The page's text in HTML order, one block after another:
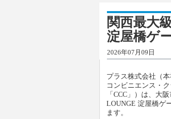
関西最大
淀屋橋ゲ
2026年07月09日
プラス株式会社（
コンビニエンス・
「CCC」）は、大
LOUNGE 淀屋橋ゲ
ます。